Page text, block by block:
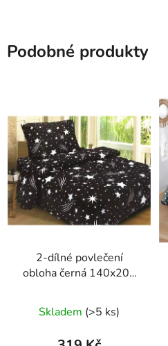
Podobné produkty
2-dílné povlečení
obloha černá 140x200
Skladem (>5 ks)